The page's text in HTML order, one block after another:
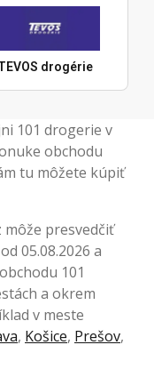
drogérie
101 drogerie v
obchodu
tu môžete kúpiť
môže presvedčiť
05.08.2026 a
101
a okrem
v meste
, Košice, Prešov,